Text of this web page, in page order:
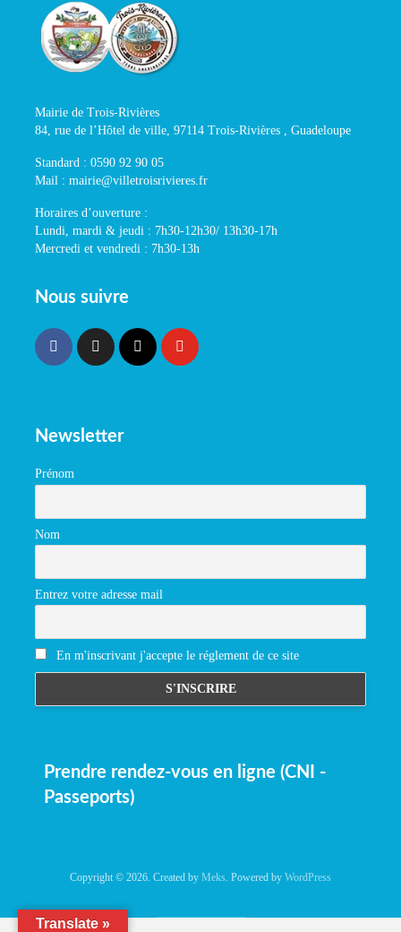
Mairie de Trois-Rivières
84, rue de l’Hôtel de ville, 97114 Trois-Rivières , Guadeloupe
Standard : 0590 92 90 05
Mail : mairie@villetroisrivieres.fr
Horaires d’ouverture :
Lundi, mardi & jeudi : 7h30-12h30/ 13h30-17h
Mercredi et vendredi : 7h30-13h
Nous suivre
Newsletter
Prénom
Nom
Entrez votre adresse mail
En m'inscrivant j'accepte le réglement de ce site
Prendre rendez-vous en ligne (CNI -
Passeports)
Copyright © 2026. Created by Meks. Powered by WordPress
Translate »